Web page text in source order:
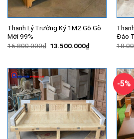
Thanh Lý Trường Kỷ 1M2 Gỗ Gõ
Mới 99%
16.800.000₫ Giá
13.500.000₫Giá
hiện
13.500.000₫.
Đáo
-5%